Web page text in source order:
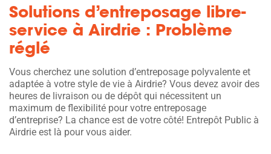
Solutions d’entreposage libre-
service à Airdrie : Problème
réglé
Vous cherchez une solution d’entreposage polyvalente et
adaptée à votre style de vie à Airdrie? Vous devez avoir des
heures de livraison ou de dépôt qui nécessitent un
maximum de flexibilité pour votre entreposage
d’entreprise? La chance est de votre côté! Entrepôt Public à
Airdrie est là pour vous aider.